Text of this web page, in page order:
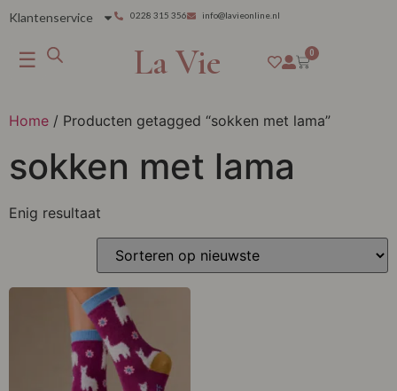
Klantenservice 0228 315 356 info@lavieonline.nl
☰ La Vie 0
Home / Producten getagged “sokken met lama”
sokken met lama
Enig resultaat